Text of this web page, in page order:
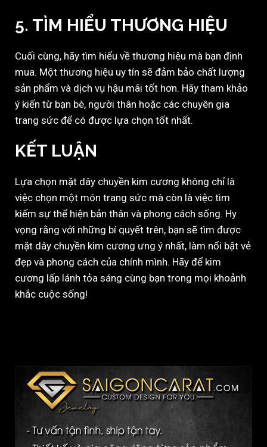
5. TÌM HIỂU THƯƠNG HIỆU
Cuối cùng, hãy tìm hiểu về thương hiệu mà bạn định
mua. Một thương hiệu uy tín sẽ đảm bảo chất lượng
sản phẩm và dịch vụ hậu mãi tốt hơn. Hãy tham khảo
ý kiến từ bạn bè, người thân hoặc các chuyên gia
trang sức để có được lựa chọn tốt nhất.
KẾT LUẬN
Lựa chọn mặt dây chuyền kim cương không chỉ là
việc chọn một món trang sức mà còn là việc tìm
kiếm sự thể hiện bản thân và phong cách sống. Hy
vọng rằng với những bí quyết trên, bạn sẽ tìm được
mặt dây chuyền kim cương ưng ý nhất, làm nổi bật vẻ
đẹp và phong cách của chính mình. Hãy để kim
cương lấp lánh tỏa sáng cùng bạn trong mọi khoảnh
khắc cuộc sống!